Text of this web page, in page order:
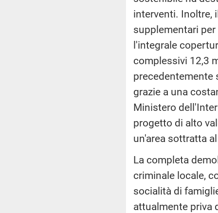
interventi. Inoltre,
supplementari
l'integrale
complessivi 12,3
precedentemente
grazie a una
Ministero
progetto di alto
un'area sottratta
La completa
criminale locale,
socialità di
attualmente priva